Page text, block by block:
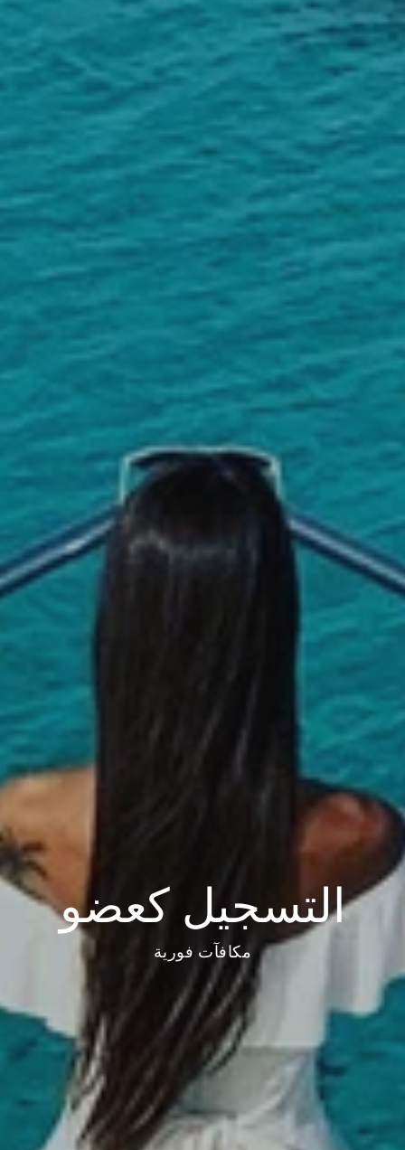
التسجيل كعضو
مكافآت فورية